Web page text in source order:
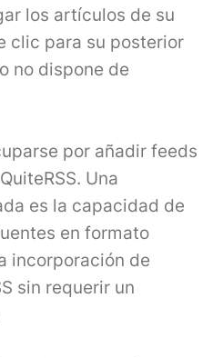
los artículos de su
clic para su posterior
no dispone de
por añadir feeds
Una
es la capacidad de
en formato
incorporación de
sin requerir un